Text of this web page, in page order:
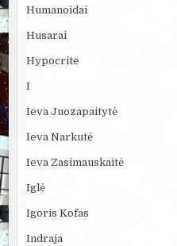
Humanoidai
Husarai
Hypocrite
I
Ieva Juozapaitytė
Ieva Narkutė
Ieva Zasimauskaitė
Iglė
Igoris Kofas
Indraja